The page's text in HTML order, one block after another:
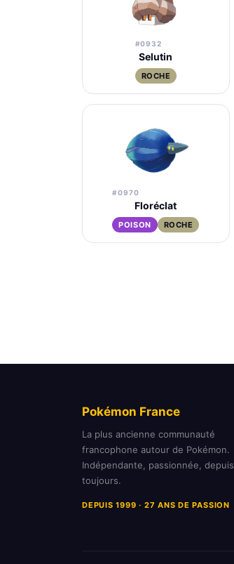
#0932
Selutin
ROCHE
#0970
Floréclat
POISON ROCHE
Pokémon France
La plus ancienne communauté
francophone autour de Pokémon.
Indépendante, passionnée, depuis
toujours.
DEPUIS 1999 · 27 ANS DE PASSION